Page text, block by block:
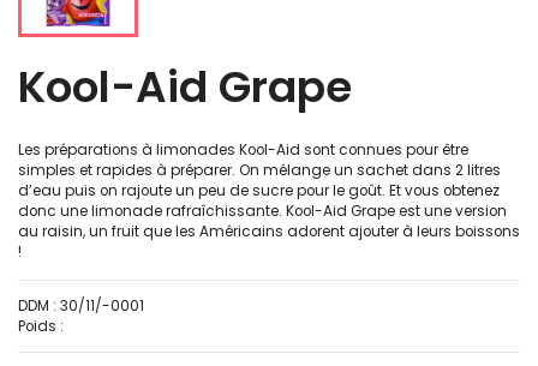
Kool-Aid Grape
Les préparations à limonades Kool-Aid sont connues pour être
simples et rapides à préparer. On mélange un sachet dans 2 litres
d’eau puis on rajoute un peu de sucre pour le goût. Et vous obtenez
donc une limonade rafraîchissante. Kool-Aid Grape est une version
au raisin, un fruit que les Américains adorent ajouter à leurs boissons
!
DDM : 30/11/-0001
Poids :